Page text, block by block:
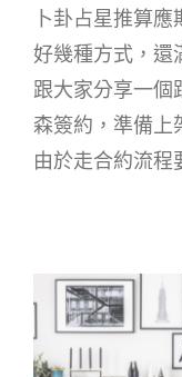
卜卦占星推算
好幾種方式，還
跟大家分享一個
森簽約，準備上
由於走合約流